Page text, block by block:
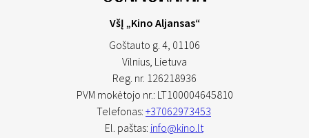
VšĮ „Kino Aljansas“
Goštauto g. 4, 01106
Vilnius, Lietuva
Reg. nr. 126218936
PVM mokėtojo nr.: LT100004645810
Telefonas: +37062973453
El. paštas: info@kino.lt